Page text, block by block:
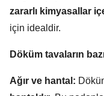
zararlı kimyasallar
için idealdir.
Döküm tavaların
Ağır ve hantal: